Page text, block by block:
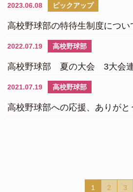
2023.06.08 ピックアップ
高校野球部の特待生制度につい
2022.07.19 高校野球部
高校野球部 夏の大会 3大会
2021.07.19 高校野球部
高校野球部への応援、ありがと
1 2 3